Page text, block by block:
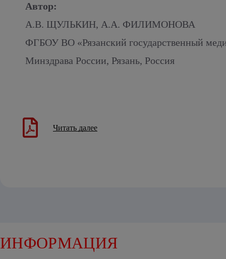
Автор:
А.В. ЩУЛЬКИН, А.А. ФИЛИМОНОВА
ФГБОУ ВО «Рязанский государственный
Минздрава России, Рязань, Россия
Читать далее
ИНФОРМАЦИЯ